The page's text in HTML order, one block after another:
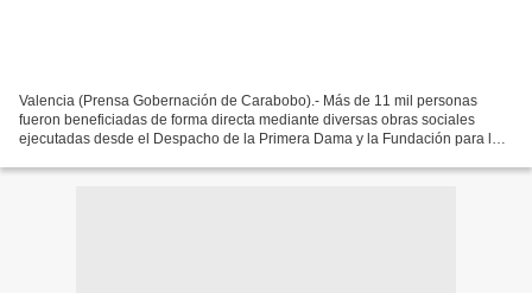
Valencia (Prensa Gobernación de Carabobo).- Más de 11 mil personas
fueron beneficiadas de forma directa mediante diversas obras sociales
ejecutadas desde el Despacho de la Primera Dama y la Fundación para la